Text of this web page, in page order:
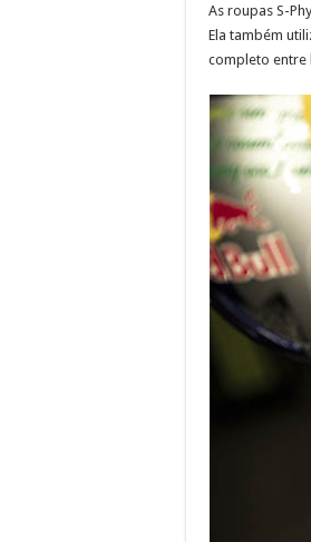
As roupas S-
Ela também
completo entre